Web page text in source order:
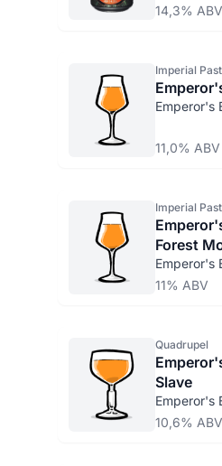
14,3% ABV
Imperial
Emperor's
11,0% ABV
Imperial
Forest
Barrel
Emperor's
11% ABV
Quadrupel
Slave
Emperor's
10,6% ABV